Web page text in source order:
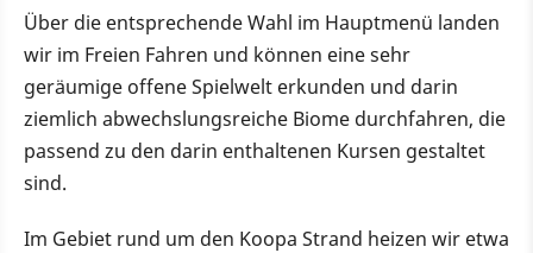
Über die entsprechende Wahl im Hauptmenü landen
wir im Freien Fahren und können eine sehr
geräumige offene Spielwelt erkunden und darin
ziemlich abwechslungsreiche Biome durchfahren, die
passend zu den darin enthaltenen Kursen gestaltet
sind.
Im Gebiet rund um den Koopa Strand heizen wir etwa